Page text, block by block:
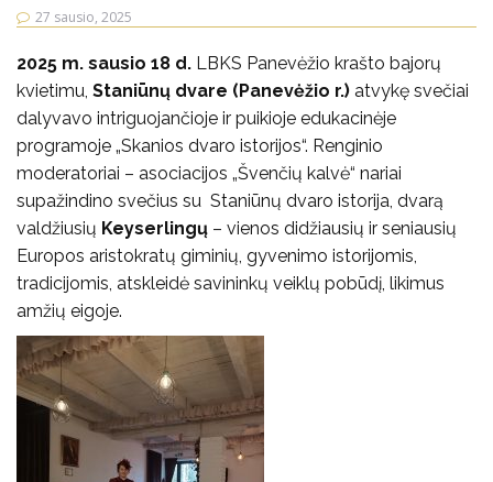
27 sausio, 2025
2025 m. sausio 18 d. LBKS Panevėžio krašto bajorų
kvietimu, Staniūnų dvare (Panevėžio r.) atvykę svečiai
dalyvavo intriguojančioje ir puikioje edukacinėje
programoje „Skanios dvaro istorijos“. Renginio
moderatoriai – asociacijos „Švenčių kalvė“ nariai
supažindino svečius su Staniūnų dvaro istorija, dvarą
valdžiusių Keyserlingų – vienos didžiausių ir seniausių
Europos aristokratų giminių, gyvenimo istorijomis,
tradicijomis, atskleidė savininkų veiklų pobūdį, likimus
amžių eigoje.